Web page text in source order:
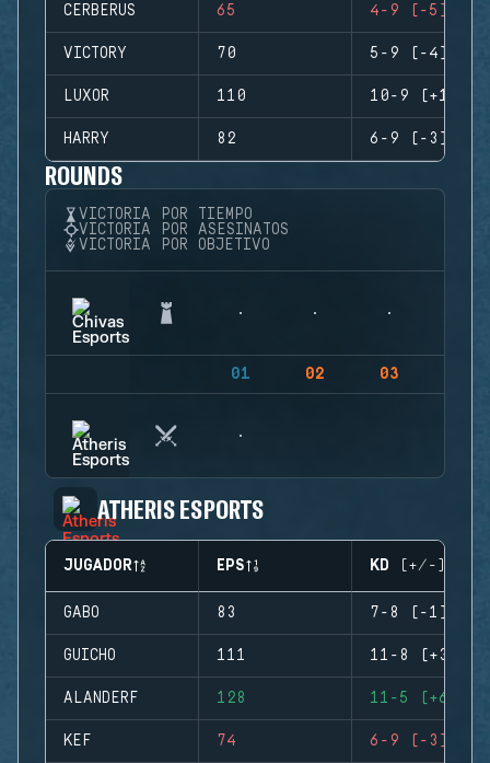
CERBERUS 65 4-9 (-5)
VICTORY 70 5-9 (-4)
LUXOR 110 10-9 (+1)
HARRY 82 6-9 (-3)
ROUNDS
VICTORIA POR TIEMPO
VICTORIA POR ASESINATOS
VICTORIA POR OBJETIVO
01 02 03
ATHERIS ESPORTS
JUGADOR EPS KD (+/-)
GABO 83 7-8 (-1)
GUICHO 111 11-8 (+3)
ALANDERF 128 11-5 (+6)
KEF 74 6-9 (-3)